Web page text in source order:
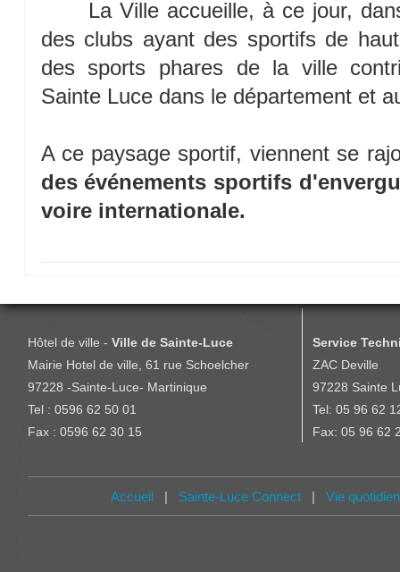
La Ville accueille, à ce jour, dans
des clubs ayant des sportifs de
des sports phares de la ville
Sainte Luce dans le département et
A ce paysage sportif, viennent se
des événements sportifs
voire internationale.
Hôtel de ville - Ville de Sainte-Luce
Mairie Hotel de ville, 61 rue Schoelcher
97228 -Sainte-Luce- Martinique
Tel : 0596 62 50 01
Fax : 0596 62 30 15
Service
ZAC Deville
97228 Sainte
Tel: 05 96 62
Fax: 05 96 62
Accueil| Sainte-Luce Connect| Vie